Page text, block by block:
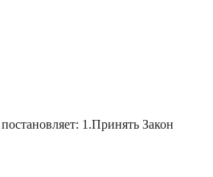
1.Принять Закон